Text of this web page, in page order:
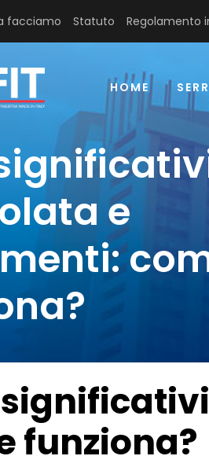
facciamo Statuto Regolamento
HOME
e
funziona?